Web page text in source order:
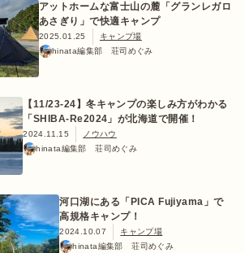
アットホームな富士山の麓「グランレガロ
あさぎり」で快適キャンプ
2025.01.25
キャンプ場
hinata編集部 荘司めぐみ
【11/23-24】冬キャンプの楽しみ方がわかる
「SHIBA-Re2024」が北海道で開催！
2024.11.15
ノウハウ
hinata編集部 荘司めぐみ
河口湖にある「PICA Fujiyama」で
高規格キャンプ！
2024.10.07
キャンプ場
hinata編集部 荘司めぐみ